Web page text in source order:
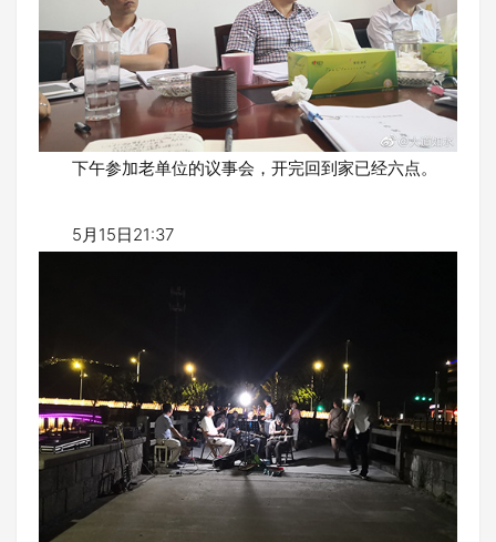
下午参加老单位的议事会，开完回到家已经六点。
5月15日21:37